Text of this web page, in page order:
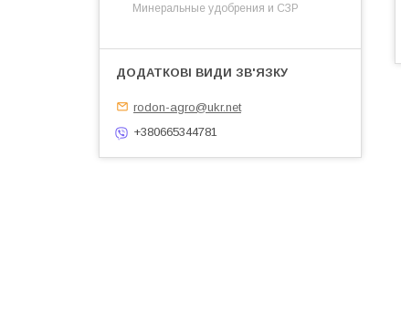
Минеральные удобрения и СЗР
rodon-agro@ukr.net
+380665344781